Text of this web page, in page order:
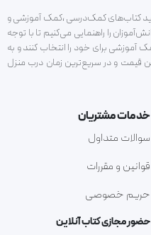
خرید کتاب‌های کمک‌درسی ،کمک آموزشی و
را راهنمایی می‌کنیم تا با توجه
برای خود را انتخاب کنند و به
قیمت و در سریع‌ترین زمان درب منزل
خدمات مشتریان
سوالات متداول
قوانین و مقررات
حریم خصوصی
حضور مجازی کتاب آنلاین